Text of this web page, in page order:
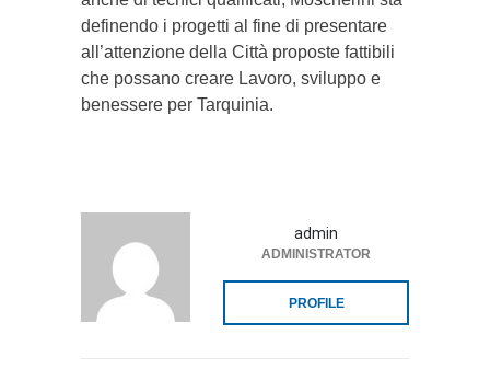
definendo i progetti al fine di presentare
all’attenzione della Città proposte fattibili
che possano creare Lavoro, sviluppo e
benessere per Tarquinia.
admin
ADMINISTRATOR
PROFILE